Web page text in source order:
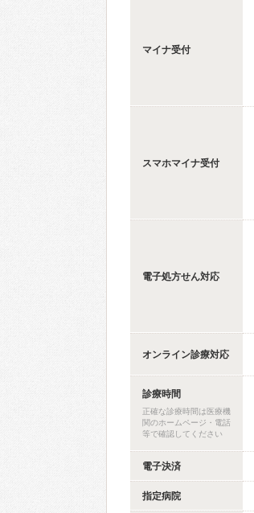
マイナ受付
スマホマイナ受付
電子処方せん対応
オンライン診療対応
診療時間
正確な診療時間は医療機
関のホームページ・電話
等で確認してください
電子決済
指定病院